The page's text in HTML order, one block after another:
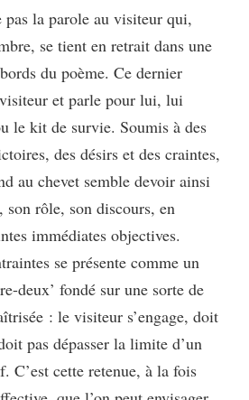
pas la parole au visiteur qui,
se tient en retrait dans une
du poème. Ce dernier
et parle pour lui, lui
le kit de survie. Soumis à des
des désirs et des craintes,
au chevet semble devoir ainsi
son rôle, son discours, en
immédiates objectives.
se présente comme un
deux’ fondé sur une sorte de
: le visiteur s’engage, doit
pas dépasser la limite d’un
C’est cette retenue, à la fois